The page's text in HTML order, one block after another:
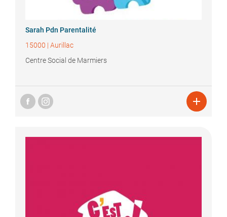
Sarah Pdn Parentalité
15000 | Aurillac
Centre Social de Marmiers
